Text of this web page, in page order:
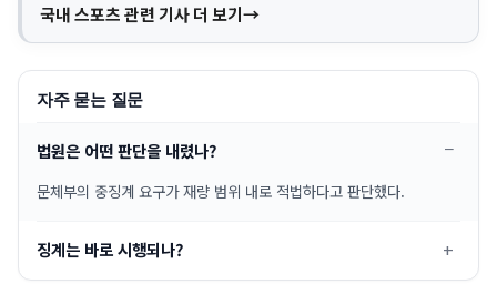
국내 스포츠 관련 기사 더 보기
자주 묻는 질문
법원은 어떤 판단을 내렸나?
문체부의 중징계 요구가 재량 범위 내로 적법하다고 판단했다.
징계는 바로 시행되나?